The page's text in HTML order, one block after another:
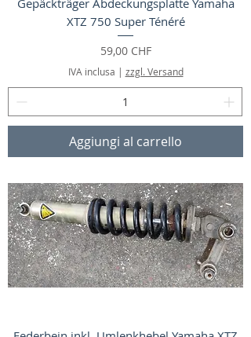
XTZ 750 Super Ténéré
Prezzo
59,00 CHF
IVA inclusa | zzgl. Versand
Aggiungi al carrello